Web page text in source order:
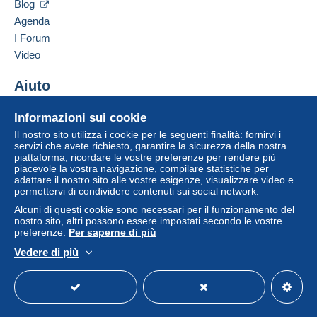
venditore all'acquirente. Un acquisto non pagato
dell'acquirente.
clausole relative al pagamento, queste sono da
considerarsi nulle e non dovute. Le condizioni di
pagamento del sito Delcampe, definite nelle
Gli acquisti devono essere pagati entro14 giorni
dal ricevimento della richiesta di pagamento del
venditore.
A SEGUITO DELLA
SCELLERATA E MALDESTRA
DECISIONE PRESA DA POSTE
ITALIANE , A PARTIRE DAL 1
Informazioni sui cookie
Il nostro sito utilizza i cookie per le seguenti finalità: fornirvi i
servizi che avete richiesto, garantire la sicurezza della nostra
piattaforma, ricordare le vostre preferenze per rendere più
piacevole la vostra navigazione, compilare statistiche per
adattare il nostro sito alle vostre esigenze, visualizzare video e
permettervi di condividere contenuti sui social network.
Alcuni di questi cookie sono necessari per il funzionamento del
nostro sito, altri possono essere impostati secondo le vostre
preferenze. Per saperne di più
Vedere di più
Blog
Agenda
I Forum
Video
Aiuto
Acquistare su Delcampe
Vendere su Delcampe
Un sito sicuro